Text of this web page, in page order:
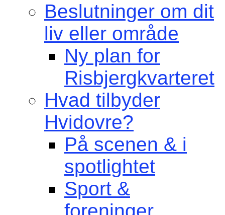
Beslutninger om dit
liv eller område
Ny plan for
Risbjergkvarteret
Hvad tilbyder
Hvidovre?
På scenen & i
spotlightet
Sport &